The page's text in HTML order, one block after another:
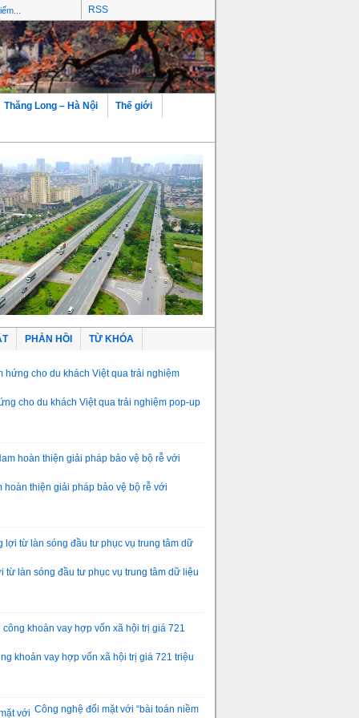
RSS
Thăng Long – Hà Nội Thế giới
PHẢN HỒI TỪ KHÓA
cho du khách Việt qua trải nghiệm pop-up
hoàn thiện giải pháp bảo vệ bộ rễ với
từ làn sóng đầu tư phục vụ trung tâm dữ liệu
khoản vay hợp vốn xã hội trị giá 721 triệu
Công nghệ đối mặt với “bài toán niềm